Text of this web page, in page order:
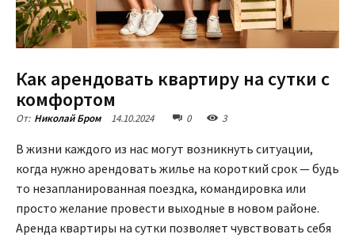
Как арендовать квартиру на сутки с
комфортом
От: Николай Бром 14.10.2024 0 3
В жизни каждого из нас могут возникнуть ситуации,
когда нужно арендовать жилье на короткий срок — будь
то незапланированная поездка, командировка или
просто желание провести выходные в новом районе.
Аренда квартиры на сутки позволяет чувствовать себя